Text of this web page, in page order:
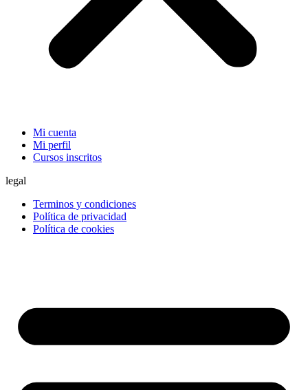
Mi cuenta
Mi perfil
Cursos inscritos
legal
Terminos y condiciones
Política de privacidad
Política de cookies